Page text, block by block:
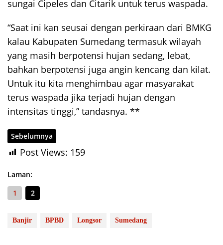
sungai Cipeles dan Citarik untuk terus waspada.
“Saat ini kan seusai dengan perkiraan dari BMKG
kalau Kabupaten Sumedang termasuk wilayah
yang masih berpotensi hujan sedang, lebat,
bahkan berpotensi juga angin kencang dan kilat.
Untuk itu kita menghimbau agar masyarakat
terus waspada jika terjadi hujan dengan
intensitas tinggi,” tandasnya. **
Sebelumnya
Post Views: 159
Laman:
1
2
Banjir BPBD Longsor Sumedang